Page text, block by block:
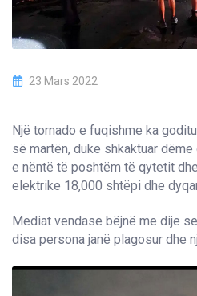
23 Mars 2022
Një tornado e fuqishme ka
së martën, duke shkaktuar
e nëntë të poshtëm të qytetit
elektrike 18,000 shtëpi dhe
Mediat vendase bëjnë me dije
disa persona janë plagosur dhe